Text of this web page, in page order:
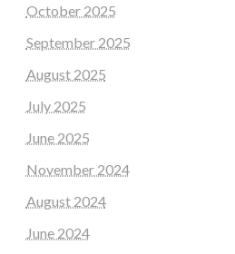
October 2025
September 2025
August 2025
July 2025
June 2025
November 2024
August 2024
June 2024